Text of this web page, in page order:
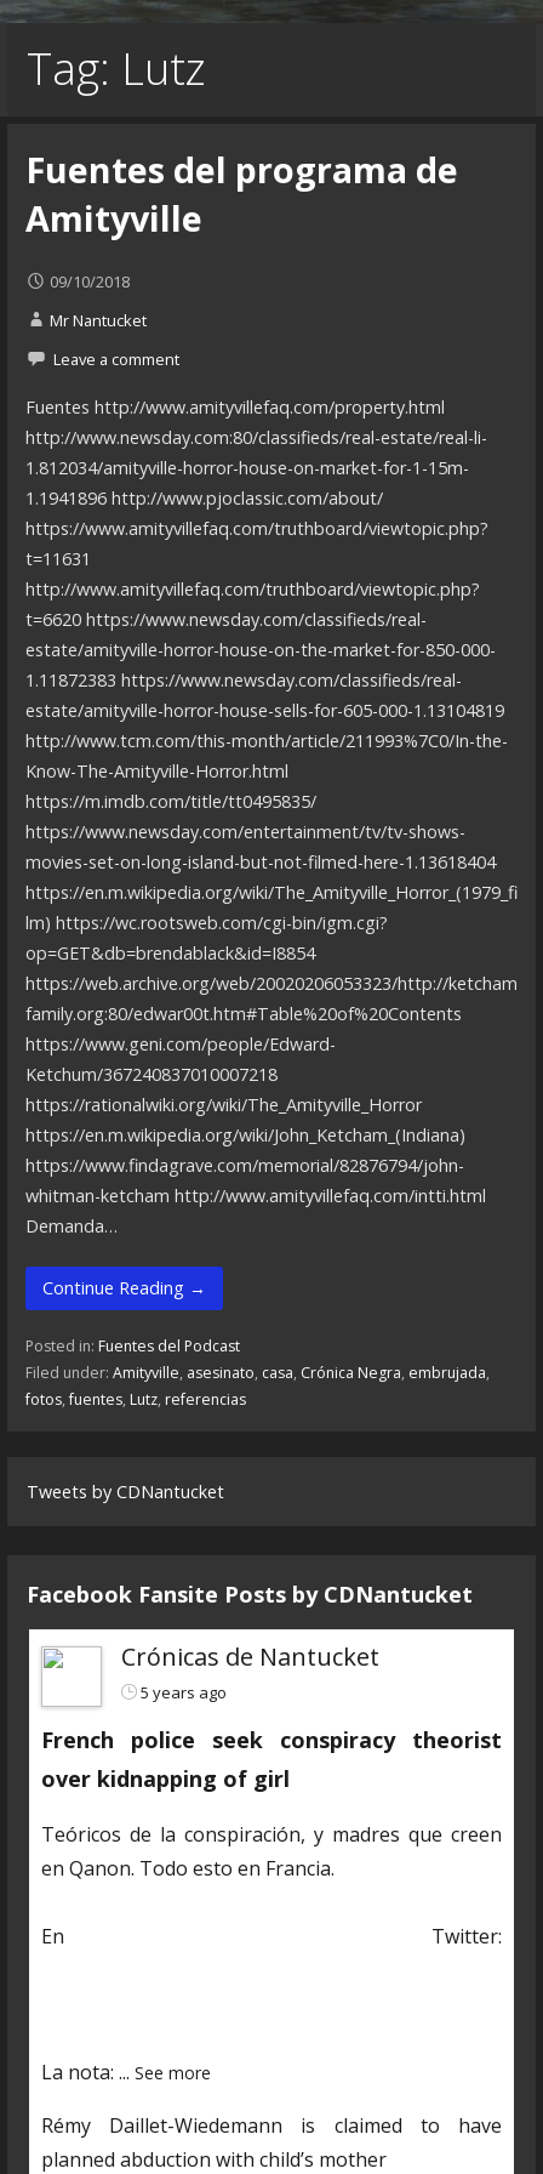
Tag: Lutz
Fuentes del programa de
Amityville
09/10/2018
Mr Nantucket
Leave a comment
Fuentes http://www.amityvillefaq.com/property.html
http://www.newsday.com:80/classifieds/real-estate/real-li-
1.812034/amityville-horror-house-on-market-for-1-15m-
1.1941896 http://www.pjoclassic.com/about/
https://www.amityvillefaq.com/truthboard/viewtopic.php?
t=11631
http://www.amityvillefaq.com/truthboard/viewtopic.php?
t=6620 https://www.newsday.com/classifieds/real-
estate/amityville-horror-house-on-the-market-for-850-000-
1.11872383 https://www.newsday.com/classifieds/real-
estate/amityville-horror-house-sells-for-605-000-1.13104819
http://www.tcm.com/this-month/article/211993%7C0/In-the-
Know-The-Amityville-Horror.html
https://m.imdb.com/title/tt0495835/
https://www.newsday.com/entertainment/tv/tv-shows-
movies-set-on-long-island-but-not-filmed-here-1.13618404
https://en.m.wikipedia.org/wiki/The_Amityville_Horror_(1979_fi
lm) https://wc.rootsweb.com/cgi-bin/igm.cgi?
op=GET&db=brendablack&id=I8854
https://web.archive.org/web/20020206053323/http://ketcham
family.org:80/edwar00t.htm#Table%20of%20Contents
https://www.geni.com/people/Edward-
Ketchum/367240837010007218
https://rationalwiki.org/wiki/The_Amityville_Horror
https://en.m.wikipedia.org/wiki/John_Ketcham_(Indiana)
https://www.findagrave.com/memorial/82876794/john-
whitman-ketcham http://www.amityvillefaq.com/intti.html
Demanda…
Continue Reading →
Posted in: Fuentes del Podcast
Filed under: Amityville, asesinato, casa, Crónica Negra, embrujada,
fotos,fuentes, Lutz, referencias
Tweets by CDNantucket
Facebook Fansite Posts by ‎CDNantucket
Crónicas de Nantucket
5 years ago
French police seek conspiracy theorist
over kidnapping of girl
Teóricos de la conspiración, y madres que creen
en Qanon. Todo esto en Francia.
En Twitter:
La nota: ... See more
Rémy Daillet-Wiedemann is claimed to have
planned abduction with child’s mother